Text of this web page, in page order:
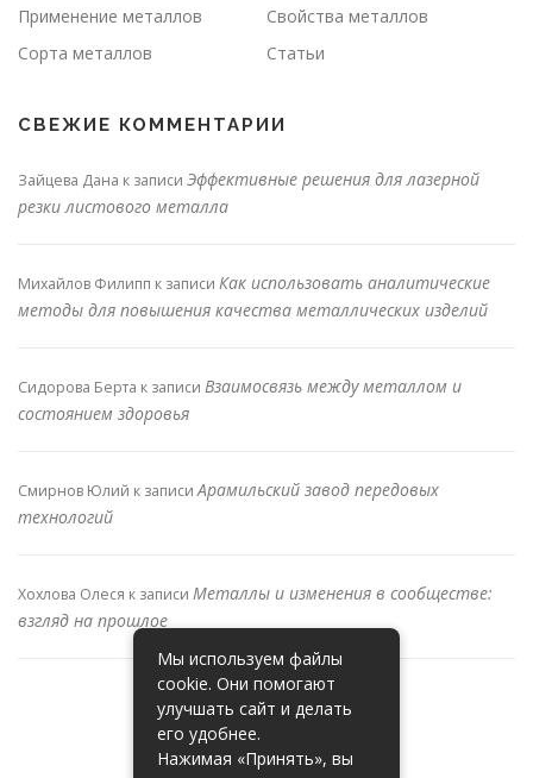
Применение металлов
Свойства металлов
Сорта металлов
Статьи
СВЕЖИЕ КОММЕНТАРИИ
Зайцева Дана к записи Эффективные решения для лазерной
резки листового металла
Михайлов Филипп к записи Как использовать аналитические
методы для повышения качества металлических изделий
Сидорова Берта к записи Взаимосвязь между металлом и
состоянием здоровья
Смирнов Юлий к записиАрамильский завод передовых
технологий
Хохлова Олеся к записи Металлы и изменения в сообществе:
взгляд на прошлое
Мы используем файлы
cookie. Они помогают
улучшать сайт и делать
его удобнее.
Нажимая «Принять», вы